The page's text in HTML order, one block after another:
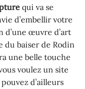
qui va se
d’embellir votre
d’une œuvre d’art
du baiser de Rodin
une belle touche
voulez un site
d’ailleurs